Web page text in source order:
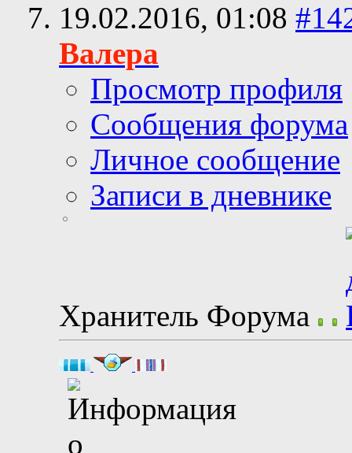
19.02.2016, 01:08
Валера
Просмотр профиля
Сообщения форума
Личное сообщение
Записи в дневнике
Хранитель Форума